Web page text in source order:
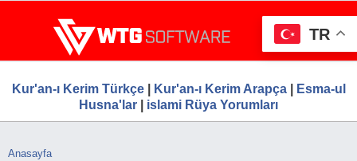
içeriğe
atla
WTG Software.Com, Web Tasarım, Google
Hizmetleri, Ücretsiz Firma Rehberi
Ücretsiz Firma Rehberi, Web Tasarım, Ücretsiz Firma Ekle
Kur'an-ı Kerim Türkçe| Kur'an-ı Kerim Arapça|
Esma-ul
Husna'lar
islami Rüya Yorumları
Anasayfa
TR